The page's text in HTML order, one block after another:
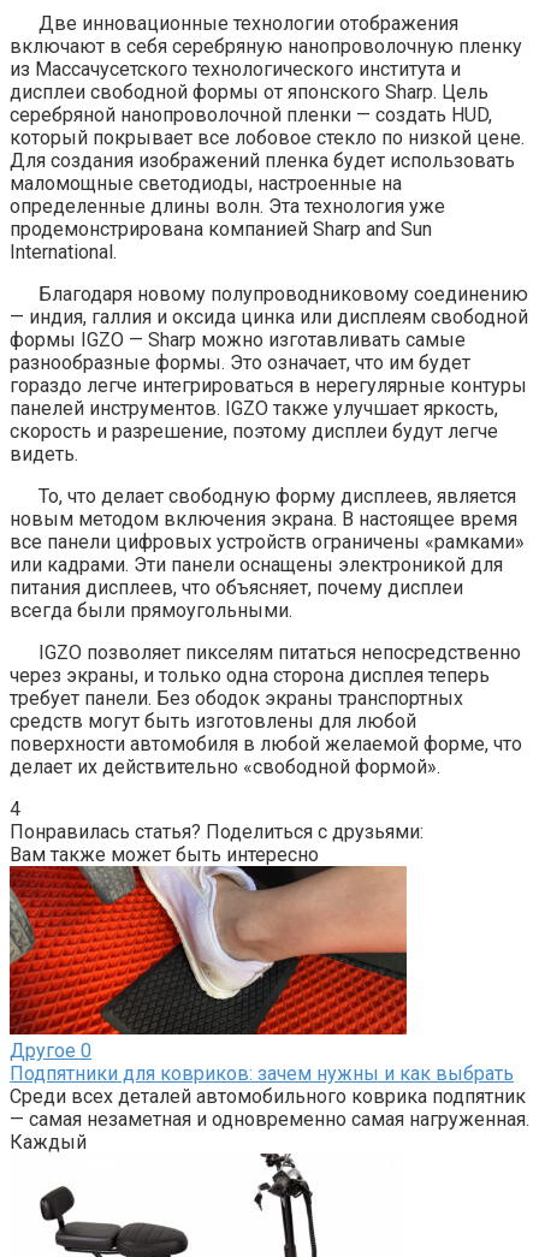
Две инновационные технологии отображения
включают в себя серебряную нанопроволочную пленку
из Массачусетского технологического института и
дисплеи свободной формы от японского Sharp. Цель
серебряной нанопроволочной пленки — создать HUD,
который покрывает все лобовое стекло по низкой цене.
Для создания изображений пленка будет использовать
маломощные светодиоды, настроенные на
определенные длины волн. Эта технология уже
продемонстрирована компанией Sharp and Sun
International.
Благодаря новому полупроводниковому соединению
— индия, галлия и оксида цинка или дисплеям свободной
формы IGZO — Sharp можно изготавливать самые
разнообразные формы. Это означает, что им будет
гораздо легче интегрироваться в нерегулярные контуры
панелей инструментов. IGZO также улучшает яркость,
скорость и разрешение, поэтому дисплеи будут легче
видеть.
То, что делает свободную форму дисплеев, является
новым методом включения экрана. В настоящее время
все панели цифровых устройств ограничены «рамками»
или кадрами. Эти панели оснащены электроникой для
питания дисплеев, что объясняет, почему дисплеи
всегда были прямоугольными.
IGZO позволяет пикселям питаться непосредственно
через экраны, и только одна сторона дисплея теперь
требует панели. Без ободок экраны транспортных
средств могут быть изготовлены для любой
поверхности автомобиля в любой желаемой форме, что
делает их действительно «свободной формой».
4
Понравилась статья? Поделиться с друзьями:
Вам также может быть интересно
Другое 0
Подпятники для ковриков: зачем нужны и как выбрать
Среди всех деталей автомобильного коврика подпятник
— самая незаметная и одновременно самая нагруженная.
Каждый